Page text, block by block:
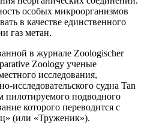
особых микроорганизмов
в качестве единственного
газ метан.
в журнале Zoologischer
Zoology ученые
исследования,
исследовательского судна Tan
пилотируемого подводного
которого переводится с
(или «Труженик»).